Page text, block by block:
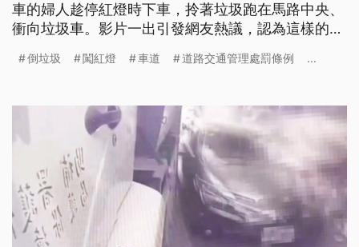
車的婦人趁停紅燈時下車，拎著垃圾跑在馬路中央、
衝向垃圾車。影片一出引發網友熱議，認為這樣的行
婦人違反多條《道交條例》，後續將依職權舉發開
倒垃圾 闖紅燈 車道 道路交通管理處罰條例 ...